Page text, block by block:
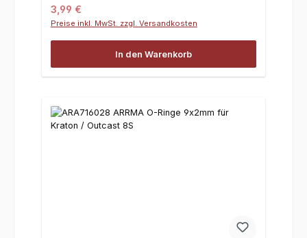
Regulärer Preis:
3,99 €
Preise inkl. MwSt. zzgl. Versandkosten
In den Warenkorb